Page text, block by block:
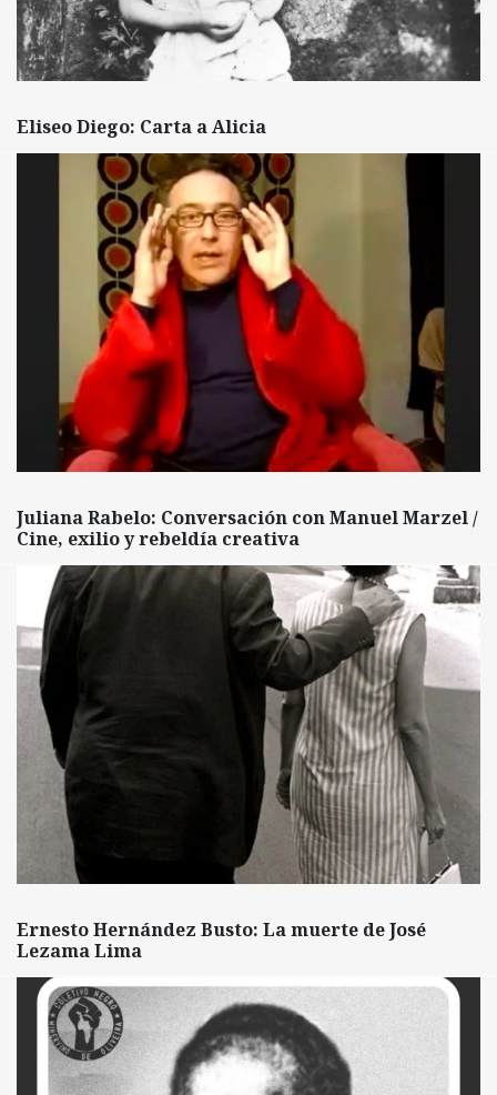
Eliseo Diego: Carta a Alicia
Juliana Rabelo: Conversación con Manuel Marzel /
Cine, exilio y rebeldía creativa
Ernesto Hernández Busto: La muerte de José
Lezama Lima